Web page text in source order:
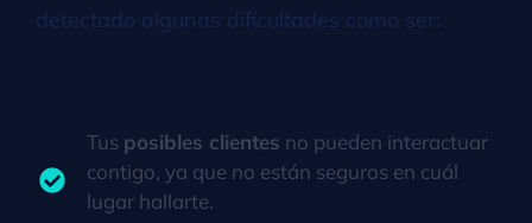
detectado algunas dificultades como ser:
Tus posibles clientes no pueden interactuar
contigo, ya que no están seguros en cuál
lugar hallarte.